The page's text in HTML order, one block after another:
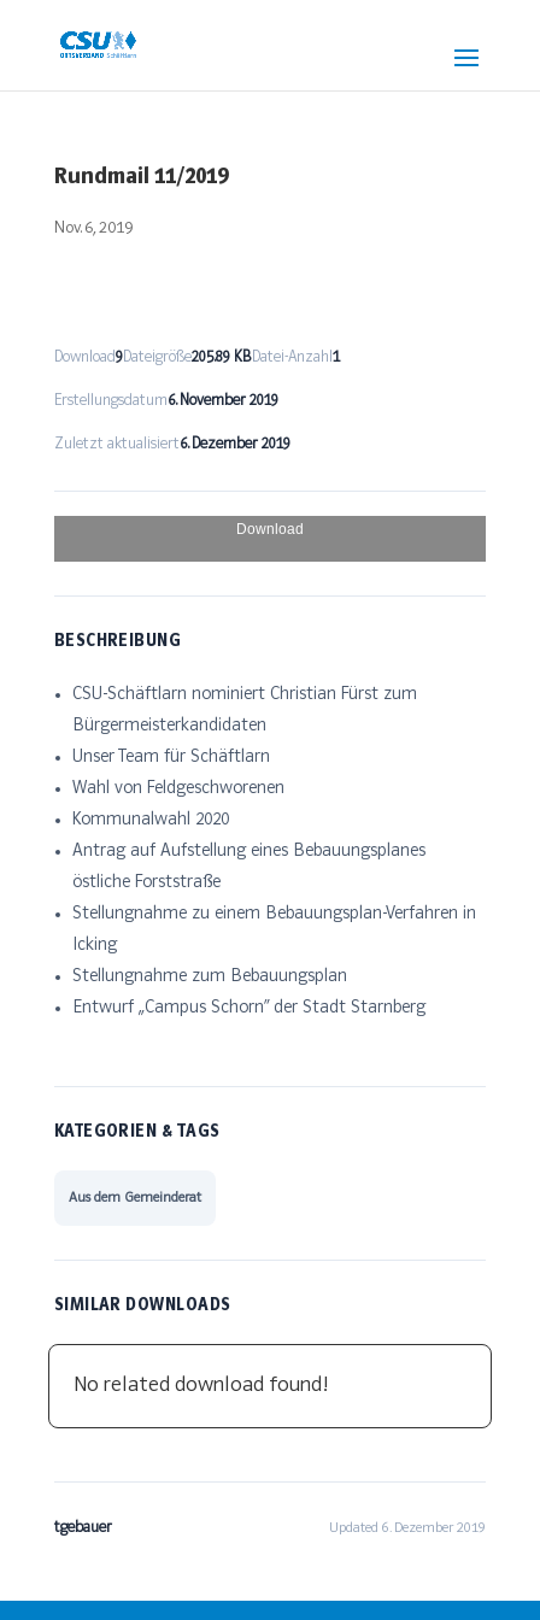
Rundmail 11/2019
Nov. 6, 2019
Download9Dateigröße205.89 KBDatei-Anzahl 1
Erstellungsdatum6. November 2019
Zuletzt aktualisiert6. Dezember 2019
Download
BESCHREIBUNG
CSU-Schäftlarn nominiert Christian Fürst zum
Bürgermeisterkandidaten
Unser Team für Schäftlarn
Wahl von Feldgeschworenen
Kommunalwahl 2020
Antrag auf Aufstellung eines Bebauungsplanes
östliche Forststraße
Stellungnahme zu einem Bebauungsplan-Verfahren in
Icking
Stellungnahme zum Bebauungsplan
Entwurf „Campus Schorn“ der Stadt Starnberg
KATEGORIEN & TAGS
Aus dem Gemeinderat
SIMILAR DOWNLOADS
No related download found!
tgebauer Updated 6. Dezember 2019